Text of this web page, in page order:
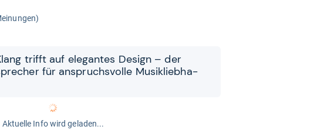
trifft auf ele­gan­tes Design – der
für anspruchs­volle Musik­lieb­ha­
Aktuelle Info wird geladen...